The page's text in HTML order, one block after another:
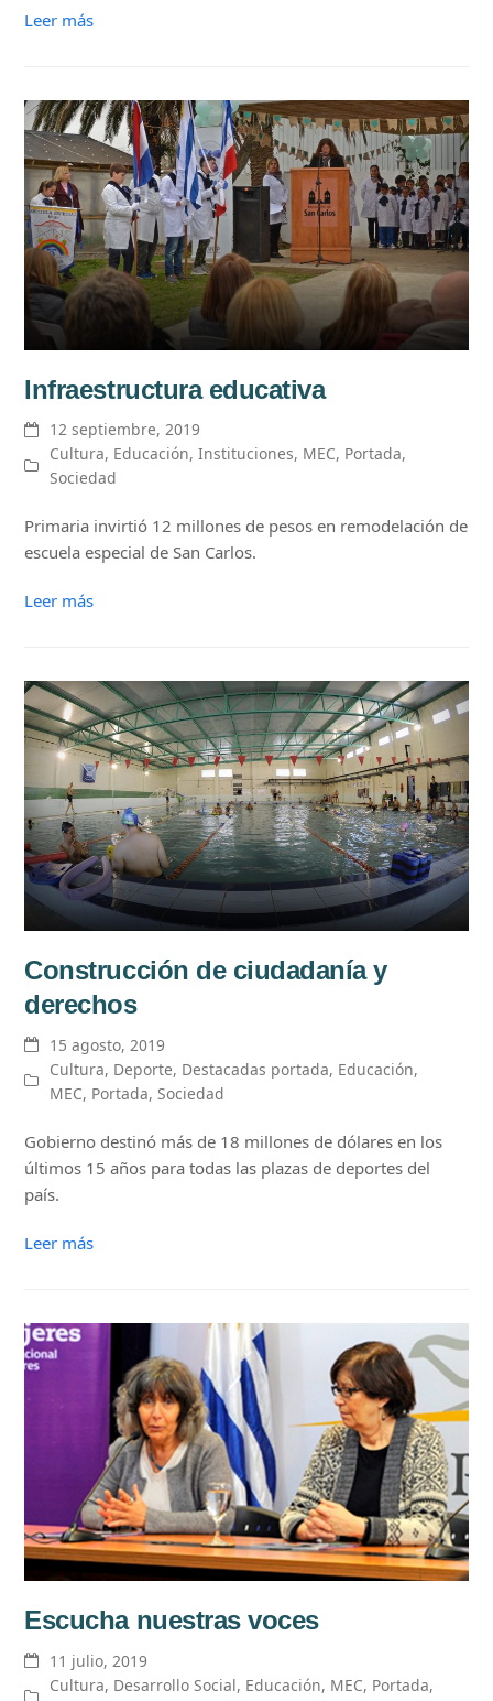
Leer más
Infraestructura educativa
12 septiembre, 2019
Cultura, Educación,Instituciones, MEC, Portada,
Sociedad
Primaria invirtió 12 millones de pesos en remodelación de
escuela especial de San Carlos.
Leer más
Construcción de ciudadanía y
derechos
15 agosto, 2019
Cultura, Deporte, Destacadas portada, Educación,
MEC, Portada, Sociedad
Gobierno destinó más de 18 millones de dólares en los
últimos 15 años para todas las plazas de deportes del
país.
Leer más
Escucha nuestras voces
11 julio, 2019
Cultura, Desarrollo Social, Educación, MEC, Portada,